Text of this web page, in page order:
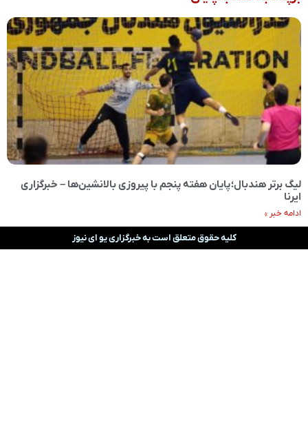
لیگ برتر هندبال؛‌ پایان هفته پنجم با پیروزی بالانشین‌ها – خبرگزاری
ایرنا
ادامه خبر »
کلیه حقوق متعلق است به خبرگزاری یو ای نیوز